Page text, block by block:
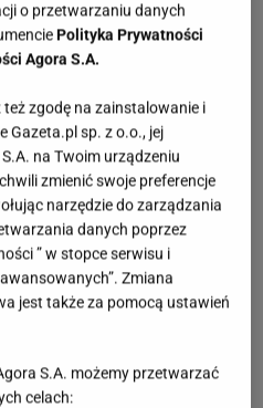
o przetwarzaniu danych
Polityka Prywatności
Agora S.A.
też zgodę na zainstalowanie i
Gazeta.pl sp. z o.o., jej
na Twoim urządzeniu
zmienić swoje preferencje
narzędzie do zarządzania
danych poprzez
” w stopce serwisu i
Zmiana
jest także za pomocą ustawień
S.A. możemy przetwarzać
celach: